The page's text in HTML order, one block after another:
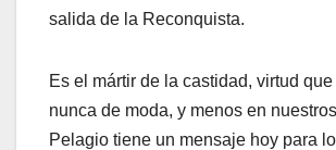
salida de la Reconquista.
Es el mártir de la castidad, virtud
nunca de moda, y menos en
Pelagio tiene un mensaje hoy para